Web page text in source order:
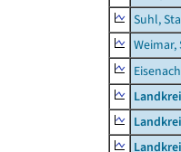
Suhl,
Weimar,